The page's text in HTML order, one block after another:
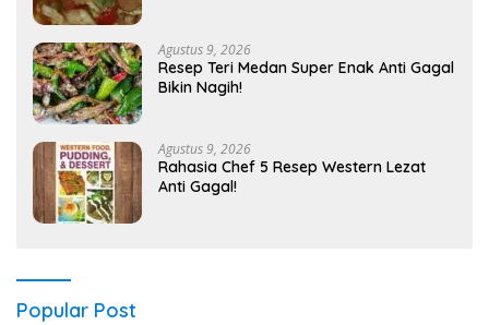
Agustus 9, 2026
Resep Teri Medan Super Enak Anti Gagal
Bikin Nagih!
Agustus 9, 2026
Rahasia Chef 5 Resep Western Lezat
Anti Gagal!
Popular Post